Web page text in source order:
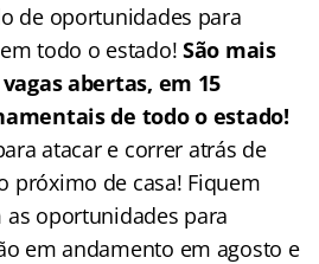
de oportunidades para
todo o estado!São mais
abertas, em 15
de todo o estado!
atacar e correr atrás de
próximo de casa! Fiquem
oportunidades para
em andamento em agosto e